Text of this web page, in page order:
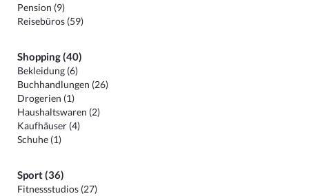
Pension (9)
Reisebüros (59)
Shopping (40)
Bekleidung (6)
Buchhandlungen (26)
Drogerien (1)
Haushaltswaren (2)
Kaufhäuser (4)
Schuhe (1)
Sport (36)
Fitnessstudios (27)